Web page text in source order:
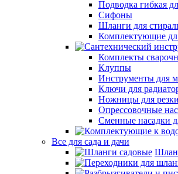
Подводка гибкая
Сифоны
Шланги для
Комплектующие
Комплекты
Клуппы
Инструменты для
Ключи для
Ножницы для
Опрессовочные
Сменные насадки
Все для сада и дачи